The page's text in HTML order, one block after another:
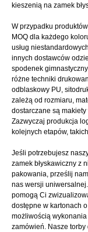
kieszenią na zamek
W przypadku
MOQ dla każdego
usług
innych dostawców
spodenek
różne techniki
odblaskowy PU,
zależą od rozmiaru,
dostarczane są
Zazwyczaj produkcja
kolejnych etapów,
Jeśli potrzebujesz
zamek błyskawiczny z
pakowania, prześlij
nas wersji
pomogą Ci
dostępne w kartonach
możliwością
zamówień. Nasze